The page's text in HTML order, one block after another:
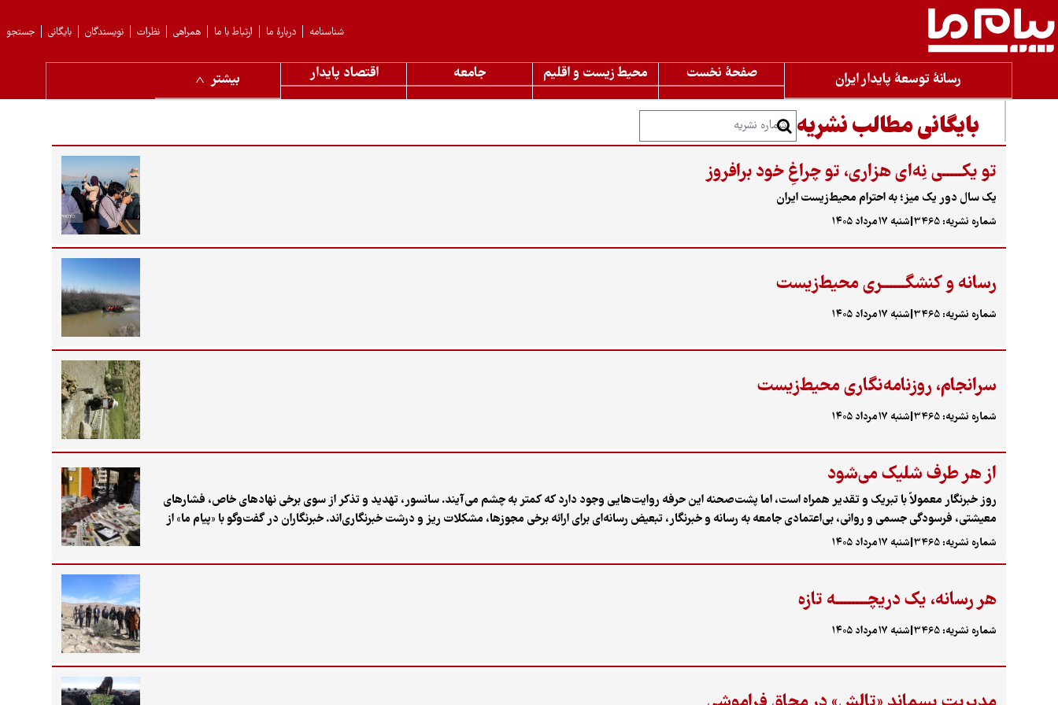
جستجو بایگانی نویسندگان نظرات همراهی ارتباط با ما دربارهٔ ما شناسنامه
رسانۀ توسعۀ پایدار ایران صفحۀ نخست محیط زیست و اقلیم جامعه اقتصاد پایدار بیشتر
بایگانی مطالب نشریه
تو یکـــــی نِه‌ای هزاری، تو چراغِ خود برافروز
یک سال دور یک میز؛ به احترام محیط‌زیست ایران
شماره نشریه: 3465 |شنبه ۱۷مرداد ۱۴۰۵
رسانه و کنشگــــــری محیط‌زیست
شماره نشریه: 3465 |شنبه ۱۷مرداد ۱۴۰۵
سرانجام، روزنامه‌نگاری محیط‌زیست
شماره نشریه: 3465 |شنبه ۱۷مرداد ۱۴۰۵
از هر طرف شلیک می‌شود
روز خبرنگار معمولاً با تبریک و تقدیر همراه است، اما پشت‌صحنه این حرفه روایت‌هایی وجود دارد که کمتر به چشم می‌آیند. سانسور، تهدید و تذکر از سوی برخی نهادهای خاص، فشارهای
معیشتی، فرسودگی جسمی و روانی، بی‌اعتمادی جامعه به رسانه و خبرنگار، تبعیض رسانه‌ای برای ارائه برخی مجوزها، مشکلات ریز و درشت خبرنگاری‌اند. خبرنگاران در گفت‌وگو با «پیام ما» از
روزهای دشوار و همین‌طور عشق و تأثیرگذاری خبرنگاری روایت می‌کنند.
شماره نشریه: 3465 |شنبه ۱۷مرداد ۱۴۰۵
هر رسانه، یک دریچــــــــه تازه
شماره نشریه: 3465 |شنبه ۱۷مرداد ۱۴۰۵